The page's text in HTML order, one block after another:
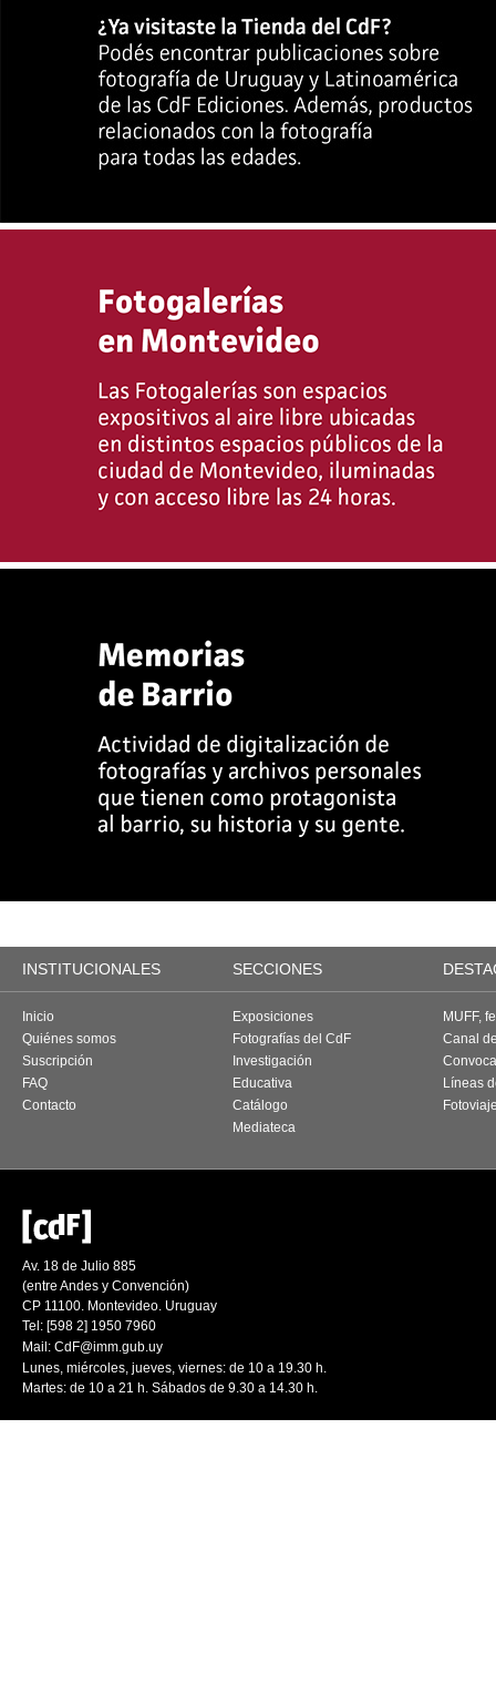
INSTITUCIONALES SECCIONES
Inicio
Quiénes somos
Suscripción
FAQ
Contacto
Exposiciones
Fotografías del CdF
Investigación
Educativa
Catálogo
Mediateca
MUFF,
Canal
Líneas
Av. 18 de Julio 885
(entre Andes y Convención)
CP 11100. Montevideo. Uruguay
Tel: [598 2] 1950 7960
Mail: CdF@imm.gub.uy
Lunes, miércoles, jueves, viernes: de 10 a 19.30 h.
Martes: de 10 a 21 h. Sábados de 9.30 a 14.30 h.